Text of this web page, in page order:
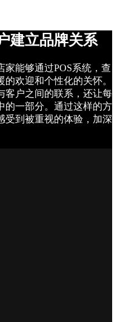
建立品牌关系
家能够通过POS系统，查
欢迎和个性化的关怀。
客户之间的联系，还让每
的一部分。通过这样的方
受到被重视的体验，加深